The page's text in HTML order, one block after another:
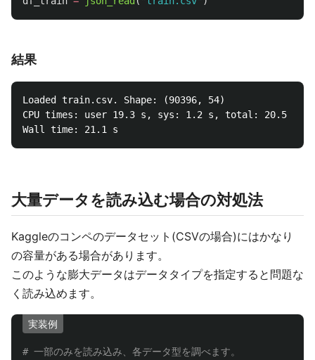
結果
Loaded train.csv. Shape: (90396, 54)
CPU times: user 19.3 s, sys: 1.2 s, total: 20.5 s
大量データを読み込む場合の対処法
Kaggleのコンペのデータセット(CSVの場合)にはかなり
の容量がある場合があります。
このような膨大データはデータタイプを指定すると問題な
く読み込めます。
実装例